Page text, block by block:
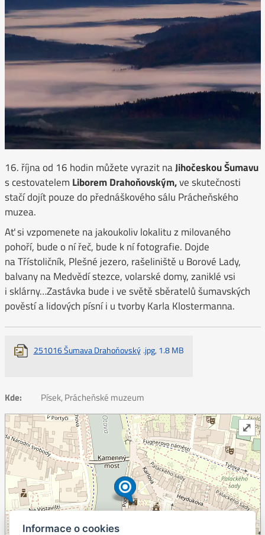
16. října od 16 hodin můžete vyrazit naJihočeskou Šumavu
s cestovatelem Liborem Drahoňovským,ve skutečnosti
stačí dojít pouze do přednáškového sálu Prácheňského
muzea.
Ať si vzpomenete na jakoukoliv lokalitu z milovaného
pohoří, bude o ní řeč, bude k ní fotografie. Dojde
na Třístoličník, Plešné jezero, rašeliniště u Borové Lady,
balvany na Medvědí stezce, volarské domy, zaniklé vsi
i sklárny…Zastávka bude i ve světě sběratelů šumavských
pověstí a lidových písní i u tvorby Karla Klostermanna.
251016 Šumava Drahoňovský .jpg, 1.8 MB
Kde: Písek, Prácheňské muzeum
⤢
Informace o cookies